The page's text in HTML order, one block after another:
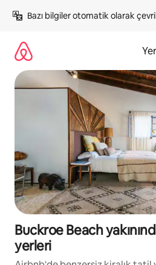
atla
Bazı bilgiler otomatik olarak
Buckroe Beach
yerleri